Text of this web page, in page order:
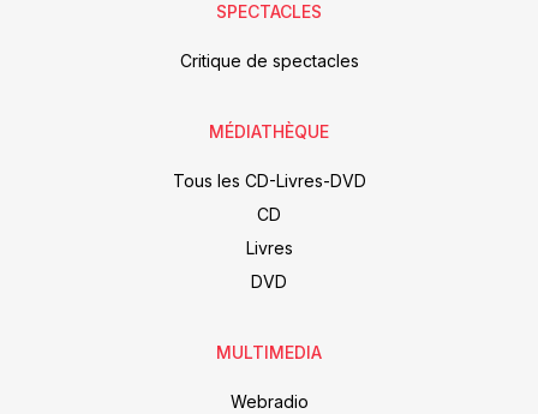
SPECTACLES
Critique de spectacles
MÉDIATHÈQUE
Tous les CD-Livres-DVD
CD
Livres
DVD
MULTIMEDIA
Webradio